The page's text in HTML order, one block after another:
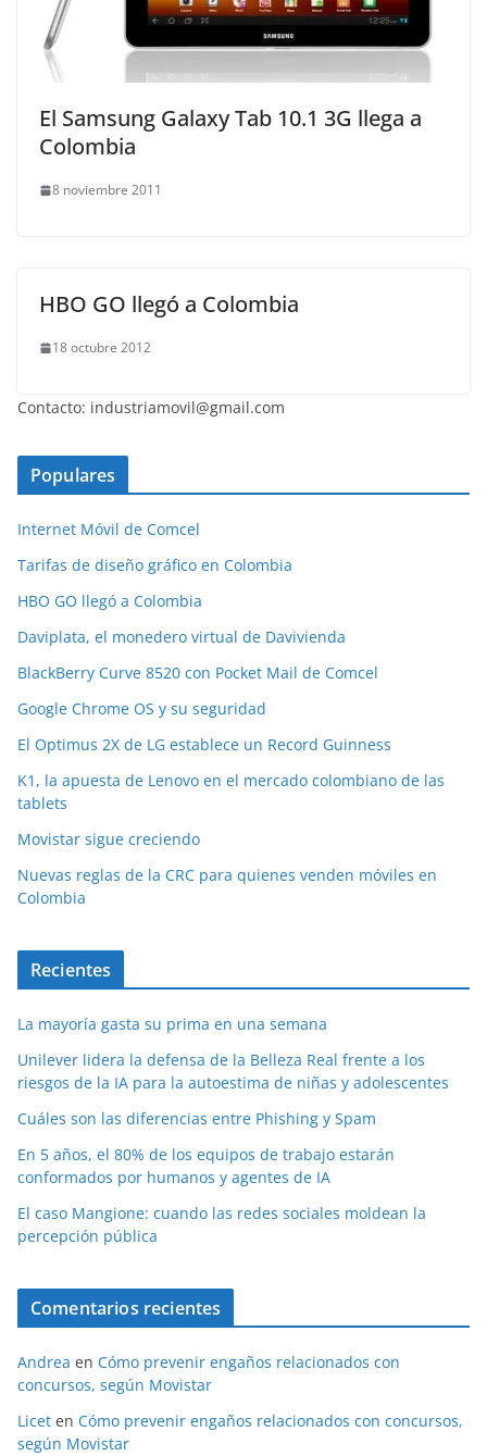
El Samsung Galaxy Tab 10.1 3G llega a
Colombia
8 noviembre 2011
HBO GO llegó a Colombia
18 octubre 2012
Contacto: industriamovil@gmail.com
Populares
Internet Móvil de Comcel
Tarifas de diseño gráfico en Colombia
HBO GO llegó a Colombia
Daviplata, el monedero virtual de Davivienda
BlackBerry Curve 8520 con Pocket Mail de Comcel
Google Chrome OS y su seguridad
El Optimus 2X de LG establece un Record Guinness
K1, la apuesta de Lenovo en el mercado colombiano de las
tablets
Movistar sigue creciendo
Nuevas reglas de la CRC para quienes venden móviles en
Colombia
Recientes
La mayoría gasta su prima en una semana
Unilever lidera la defensa de la Belleza Real frente a los
riesgos de la IA para la autoestima de niñas y adolescentes
Cuáles son las diferencias entre Phishing y Spam
En 5 años, el 80% de los equipos de trabajo estarán
conformados por humanos y agentes de IA
El caso Mangione: cuando las redes sociales moldean la
percepción pública
Comentarios recientes
Andrea en Cómo prevenir engaños relacionados con
concursos, según Movistar
Licet en Cómo prevenir engaños relacionados con concursos,
según Movistar